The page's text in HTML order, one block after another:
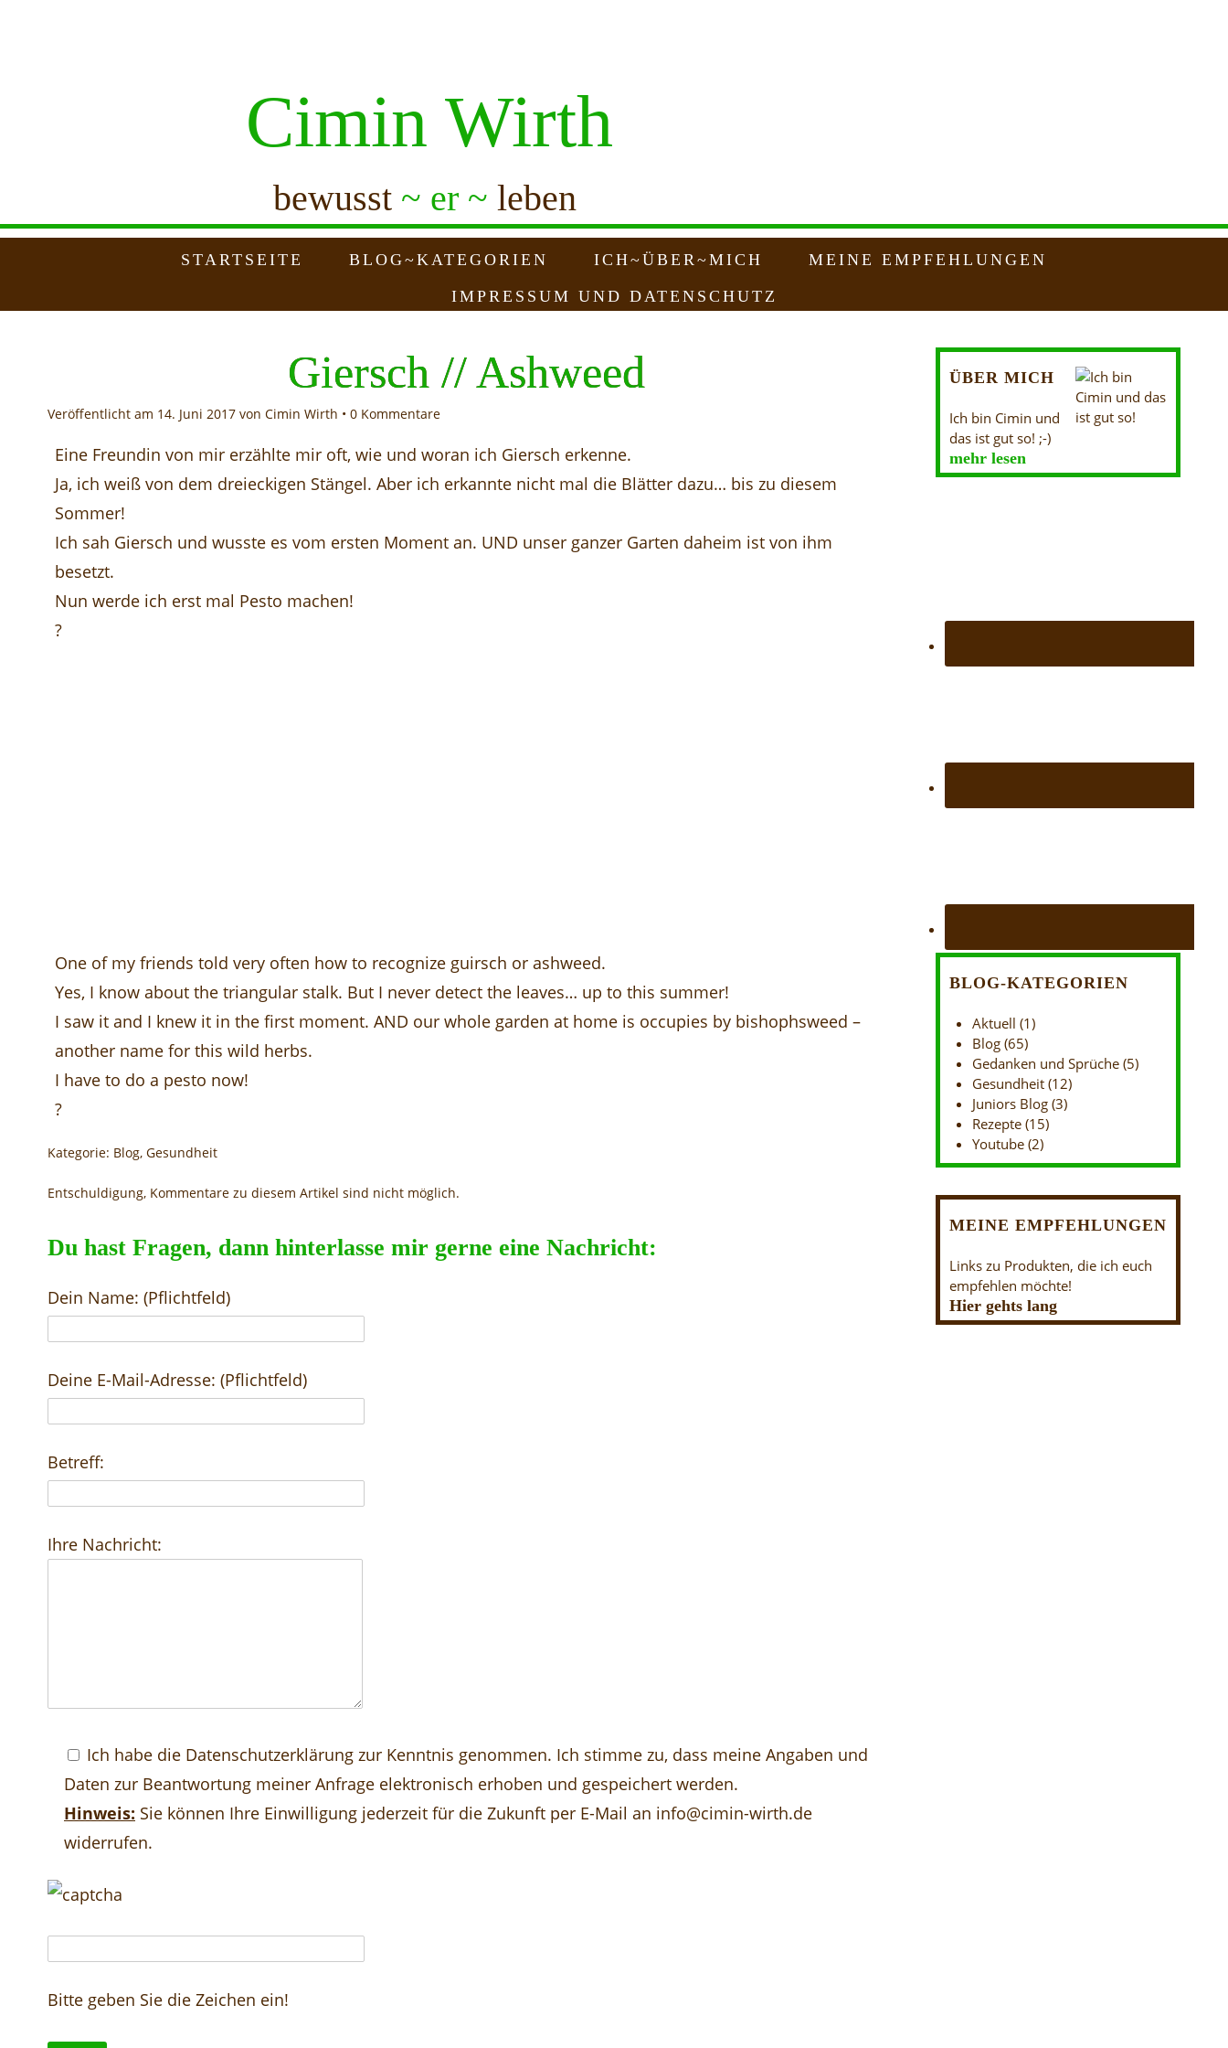
Cimin Wirth
bewusst ~ er ~leben
STARTSEITE BLOG~KATEGORIEN ICH~ÜBER~MICH
MEINE EMPFEHLUNGEN
IMPRESSUM UND DATENSCHUTZ
Giersch // Ashweed
Veröffentlicht am 14. Juni 2017 von Cimin Wirth • 0 Kommentare
Eine Freundin von mir erzählte mir oft, wie und woran ich Giersch erkenne.
Ja, ich weiß von dem dreieckigen Stängel. Aber ich erkannte nicht mal die Blätter dazu… bis zu diesem
Sommer!
Ich sah Giersch und wusste es vom ersten Moment an. UND unser ganzer Garten daheim ist von ihm
besetzt.
Nun werde ich erst mal Pesto machen!
?
One of my friends told very often how to recognize guirsch or ashweed.
Yes, I know about the triangular stalk. But I never detect the leaves… up to this summer!
I saw it and I knew it in the first moment. AND our whole garden at home is occupies by bishophsweed –
another name for this wild herbs.
I have to do a pesto now!
?
Kategorie: Blog, Gesundheit
Entschuldigung, Kommentare zu diesem Artikel sind nicht möglich.
Du hast Fragen, dann hinterlasse mir gerne eine Nachricht:
Dein Name: (Pflichtfeld)
Deine E-Mail-Adresse: (Pflichtfeld)
Betreff:
Ihre Nachricht:
Ich habe die Datenschutzerklärung zur Kenntnis genommen. Ich stimme zu, dass meine Angaben und
Daten zur Beantwortung meiner Anfrage elektronisch erhoben und gespeichert werden.
Hinweis: Sie können Ihre Einwilligung jederzeit für die Zukunft per E-Mail an info@cimin-wirth.de
widerrufen.
Bitte geben Sie die Zeichen ein!
ÜBER MICH
Ich bin Cimin und
das ist gut so! ;-)
mehr lesen
BLOG-KATEGORIEN
Aktuell (1)
Blog (65)
Gedanken und Sprüche (5)
Gesundheit (12)
Juniors Blog (3)
Rezepte (15)
Youtube (2)
MEINE EMPFEHLUNGEN
Links zu Produkten, die ich euch
empfehlen möchte!
Hier gehts lang